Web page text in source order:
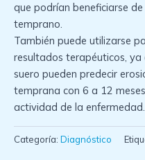
que podrían beneficiarse
temprano.
También puede utilizarse
resultados terapéuticos, ya
suero pueden predecir
temprana con 6 a 12
actividad de la enfermedad.
Categoría: Diagnóstico